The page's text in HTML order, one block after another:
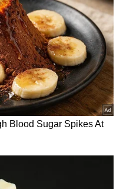
ಇಳಿಕೆ: ಮೋದಿ-
US